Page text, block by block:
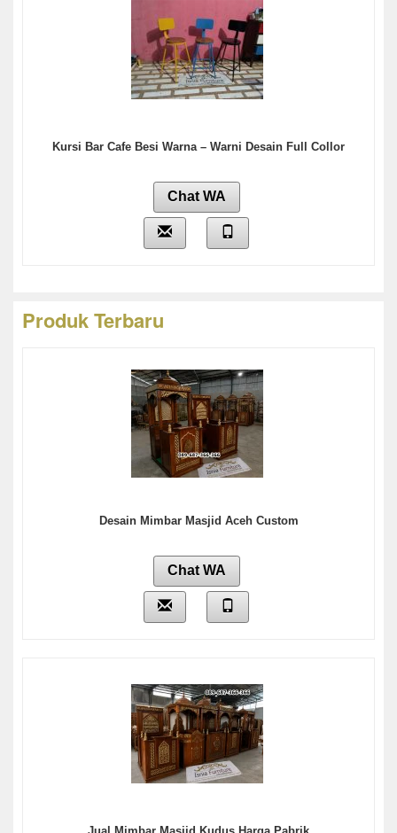
Kursi Bar Cafe Besi Warna – Warni Desain Full Collor
Chat WA
Produk Terbaru
Desain Mimbar Masjid Aceh Custom
Chat WA
Jual Mimbar Masjid Kudus Harga Pabrik